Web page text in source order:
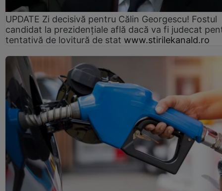
UPDATE Zi decisivă pentru Călin Georgescu! Fostul
candidat la prezidențiale află dacă va fi judecat
tentativă de lovitură de stat www.stirilekanald.ro